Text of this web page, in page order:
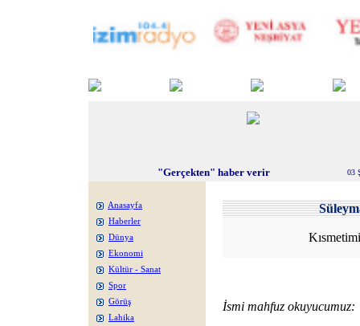
"Gerçekten" haber verir 03
Anasayfa
Haberler
Dünya
Ekonomi
Kültür - Sanat
Spor
Görüş
Lahika
İsmi mahfuz okuyucumuz: